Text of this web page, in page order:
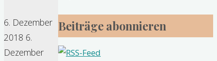
6. Dezember
2018 6.
Dezember
Beiträge abonnieren